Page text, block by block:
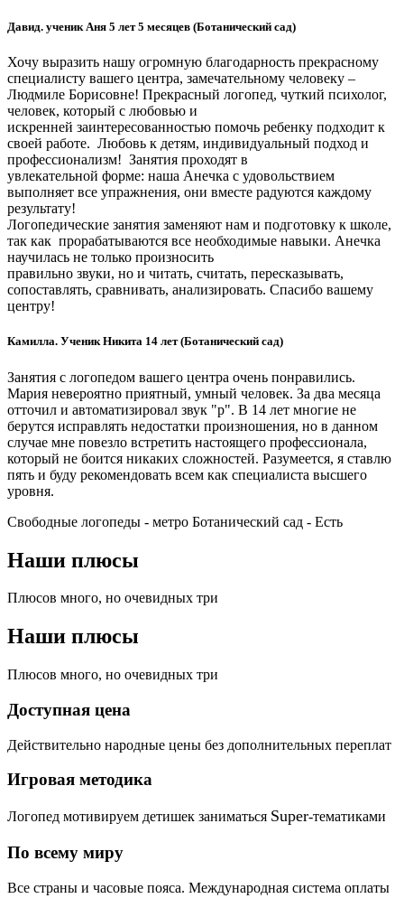
Давид. ученик Аня 5 лет 5 месяцев (Ботанический сад)
Хочу выразить нашу огромную благодарность прекрасному
специалисту вашего центра, замечательному человеку –
Людмиле Борисовне! Прекрасный логопед, чуткий психолог,
человек, который с любовью и
искренней заинтересованностью помочь ребенку подходит к
своей работе. Любовь к детям, индивидуальный подход и
профессионализм! Занятия проходят в
увлекательной форме: наша Анечка с удовольствием
выполняет все упражнения, они вместе радуются каждому
результату!
Логопедические занятия заменяют нам и подготовку к школе,
так как прорабатываются все необходимые навыки. Анечка
научилась не только произносить
правильно звуки, но и читать, считать, пересказывать,
сопоставлять, сравнивать, анализировать. Спасибо вашему
центру!
Камилла. Ученик Никита 14 лет (Ботанический сад)
Занятия с логопедом вашего центра очень понравились.
Мария невероятно приятный, умный человек. За два месяца
отточил и автоматизировал звук "р". В 14 лет многие не
берутся исправлять недостатки произношения, но в данном
случае мне повезло встретить настоящего профессионала,
который не боится никаких сложностей. Разумеется, я ставлю
пять и буду рекомендовать всем как специалиста высшего
уровня.
Свободные логопеды - метро Ботанический сад - Есть
Наши плюсы
Плюсов много, но очевидных три
Наши плюсы
Плюсов много, но очевидных три
Доступная цена
Действительно народные цены без дополнительных переплат
Игровая методика
Логопед мотивируем детишек заниматься Super-тематиками
По всему миру
Все страны и часовые пояса. Международная система оплаты